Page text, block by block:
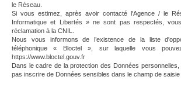
le Réseau.
Si vous estimez, après avoir contacté l'Agence / le
Informatique et Libertés » ne sont pas respectés,
réclamation à la CNIL.
Nous vous informons de l’existence de la liste
téléphonique « Bloctel », sur laquelle vous
https://www.bloctel.gouv.fr
Dans le cadre de la protection des Données
pas inscrire de Données sensibles dans le champ de saisie